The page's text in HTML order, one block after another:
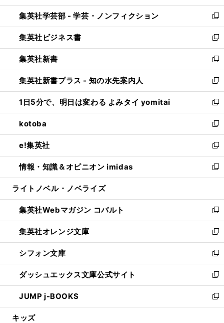
開
く
ウ
で
開
く
ン
ド
ウ
で
開
く
ウ
ィ
ン
ド
ウ
で
開
く
集英社学芸部 - 学芸・ノンフィクション
新
し
い
ウ
ィ
ン
ド
ウ
で
開
く
集英社ビジネス書
新
し
い
ウ
ィ
ン
ド
ウ
で
開
く
集英社新書
新
し
い
ウ
ィ
ン
ド
ウ
で
開
く
集英社新書プラス - 知の水先案内人
新
し
い
ウ
ィ
ン
ド
ウ
で
開
1日5分で、明日は変わる よみタイ yomitai
新
し
い
ウ
ィ
ン
ド
ウ
開
く
kotoba
新
し
い
ウ
ィ
ン
ウ
で
開
く
e!集英社
新
し
い
ウ
ン
ド
ウ
で
開
く
情報・知識＆オピニオン imidas
新
し
ウ
ィ
ン
ド
ウ
で
開
く
ライトノベル・ノベライズ
集英社Webマガジン コバルト
新
し
い
ウ
ィ
ン
ド
ウ
で
開
集英社オレンジ文庫
新
し
い
ウ
ィ
ン
ド
ウ
シフォン文庫
新
し
い
ウ
ィ
ン
ダッシュエックス文庫公式サイト
新
し
い
ウ
JUMP j-BOOKS
新
し
キッズ